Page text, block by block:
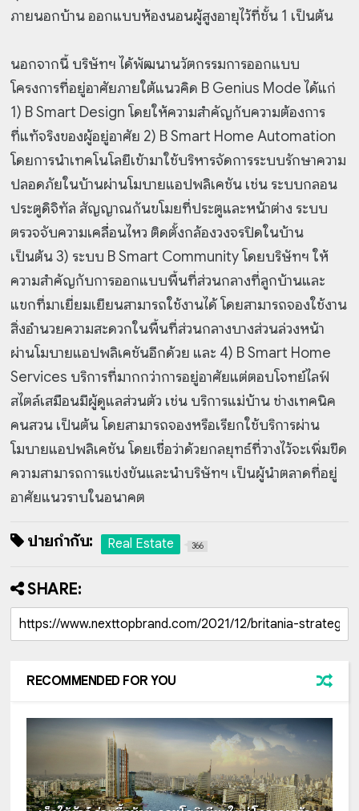
ภายนอกบ้าน ออกแบบห้องนอนผู้สูงอายุไว้ที่ชั้น 1 เป็นต้น
นอกจากนี้ บริษัทฯ ได้พัฒนานวัตกรรมการออกแบบ
โครงการที่อยู่อาศัยภายใต้แนวคิด B Genius Mode ได้แก่
1) B Smart Design โดยให้ความสำคัญกับความต้องการ
ที่แท้จริงของผู้อยู่อาศัย 2) B Smart Home Automation
โดยการนำเทคโนโลยีเข้ามาใช้บริหารจัดการระบบรักษาความ
ปลอดภัยในบ้านผ่านโมบายแอปพลิเคชัน เช่น ระบบกลอน
ประตูดิจิทัล สัญญาณกันขโมยที่ประตูและหน้าต่าง ระบบ
ตรวจจับความเคลื่อนไหว ติดตั้งกล้องวงจรปิดในบ้าน
เป็นต้น 3) ระบบ B Smart Community โดยบริษัทฯ ให้
ความสำคัญกับการออกแบบพื้นที่ส่วนกลางที่ลูกบ้านและ
แขกที่มาเยี่ยมเยียนสามารถใช้งานได้ โดยสามารถจองใช้งาน
สิ่งอำนวยความสะดวกในพื้นที่ส่วนกลางบางส่วนล่วงหน้า
ผ่านโมบายแอปพลิเคชันอีกด้วย และ 4) B Smart Home
Services บริการที่มากกว่าการอยู่อาศัยแต่ตอบโจทย์ไลฟ์
สไตล์เสมือนมีผู้ดูแลส่วนตัว เช่น บริการแม่บ้าน ช่างเทคนิค
คนสวน เป็นต้น โดยสามารถจองหรือเรียกใช้บริการผ่าน
โมบายแอปพลิเคชัน โดยเชื่อว่าด้วยกลยุทธ์ที่วางไว้จะเพิ่มขีด
ความสามารถการแข่งขันและนำบริษัทฯ เป็นผู้นำตลาดที่อยู่
อาศัยแนวราบในอนาคต
ป้ายกำกับ: Real Estate 366
SHARE:
RECOMMENDED FOR YOU